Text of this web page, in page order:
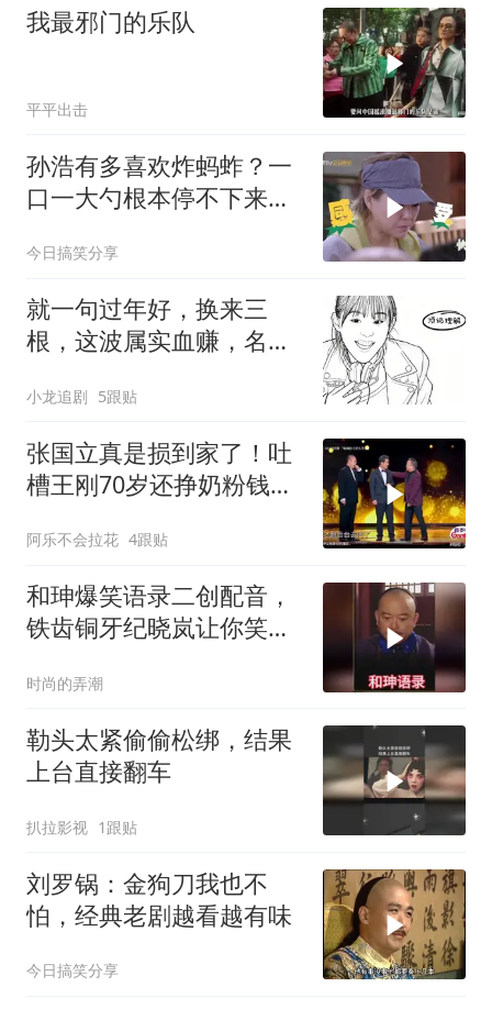
我最邪门的乐队
平平出击
孙浩有多喜欢炸蚂蚱？一
口一大勺根本停不下来，
今日搞笑分享
就一句过年好，换来三
根，这波属实血赚，名场
小龙追剧 5跟贴
张国立真是损到家了！吐
槽王刚70岁还挣奶粉钱，
阿乐不会拉花 4跟贴
和珅爆笑语录二创配音，
铁齿铜牙纪晓岚让你笑到
时尚的弄潮
勒头太紧偷偷松绑，结果
上台直接翻车
扒拉影视 1跟贴
刘罗锅：金狗刀我也不
怕，经典老剧越看越有味
今日搞笑分享